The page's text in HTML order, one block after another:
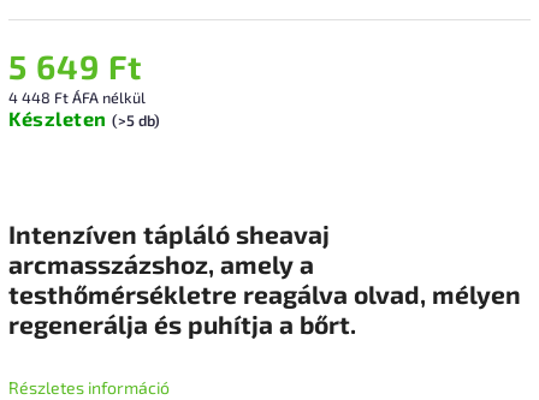
5 649 Ft
4 448 Ft ÁFA nélkül
Készleten (>5 db)
Intenzíven tápláló sheavaj
arcmasszázshoz, amely a
testhőmérsékletre reagálva olvad, mélyen
regenerálja és puhítja a bőrt.
Részletes információ